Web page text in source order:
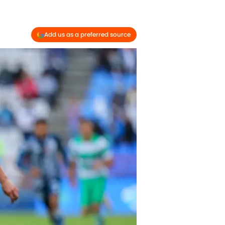
Add us as a preferred source